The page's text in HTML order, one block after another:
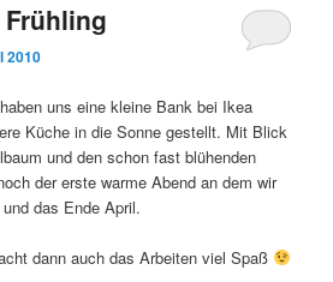
2010
uns eine kleine Bank bei Ikea
Küche in die Sonne gestellt. Mit Blick
und den schon fast blühenden
der erste warme Abend an dem wir
das Ende April.
dann auch das Arbeiten viel Spaß